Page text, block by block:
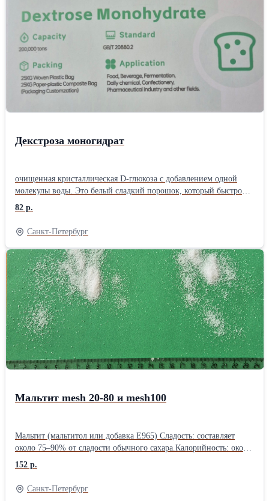
Декстроза моногидрат
очищенная кристаллическая D-глюкоза с добавлением одной
молекулы воды. Это белый сладкий порошок, который быстро
растворяется в воде и дает организму чистую энергию. Его
получают из растительного крахмала (чаще кукурузного).
Пищевая отрасль: как мягкий подсластитель для сладостей,
напитков, соков и детского питания. Выпечка и мороженое:
помогает тесту бродить, а мороженому не замерзать
82 р.
Санкт-Петербург
Мальтит mesh 20-80 и mesh100
Мальтит (мальтитол или добавка E965) Сладость: составляет
около 75–90% от сладости обычного сахара.Калорийность: около
2,1–3 ккал на 1 грамм (у сахара — около 3,9 ккал/
г).Гликемический индекс (ГИ): значительно ниже, чем у сахара
(в среднем 35–52 против 65), поэтому его часто добавляют в
продукты для диабетиков.
152 р.
Санкт-Петербург